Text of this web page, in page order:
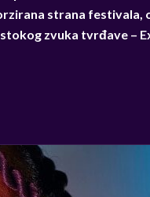
strana
zvuka tvrđave –